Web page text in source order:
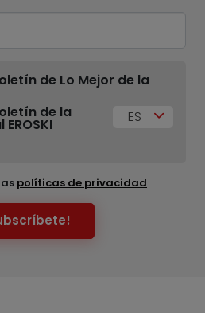
de Lo Mejor de la
de la
ES
políticas de privacidad